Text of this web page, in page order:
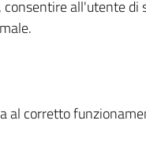
all'utente
corretto